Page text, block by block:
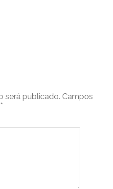
será publicado. Campos
*